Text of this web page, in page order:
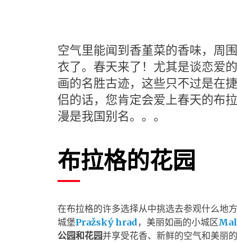
空气里能闻到香堇菜的香味，周
衣了。春天来了！尤其是谈恋爱
画的名胜古迹，这些只不过是在
侣的话，您肯定会爱上春天的布
漫是我国别名。。。
布拉格的花园
在布拉格的许多选择从中挑选去参观什么地
城堡Pražský hrad，美丽如画的小城区
公园和花园并享受花香、新鲜的空气和美丽